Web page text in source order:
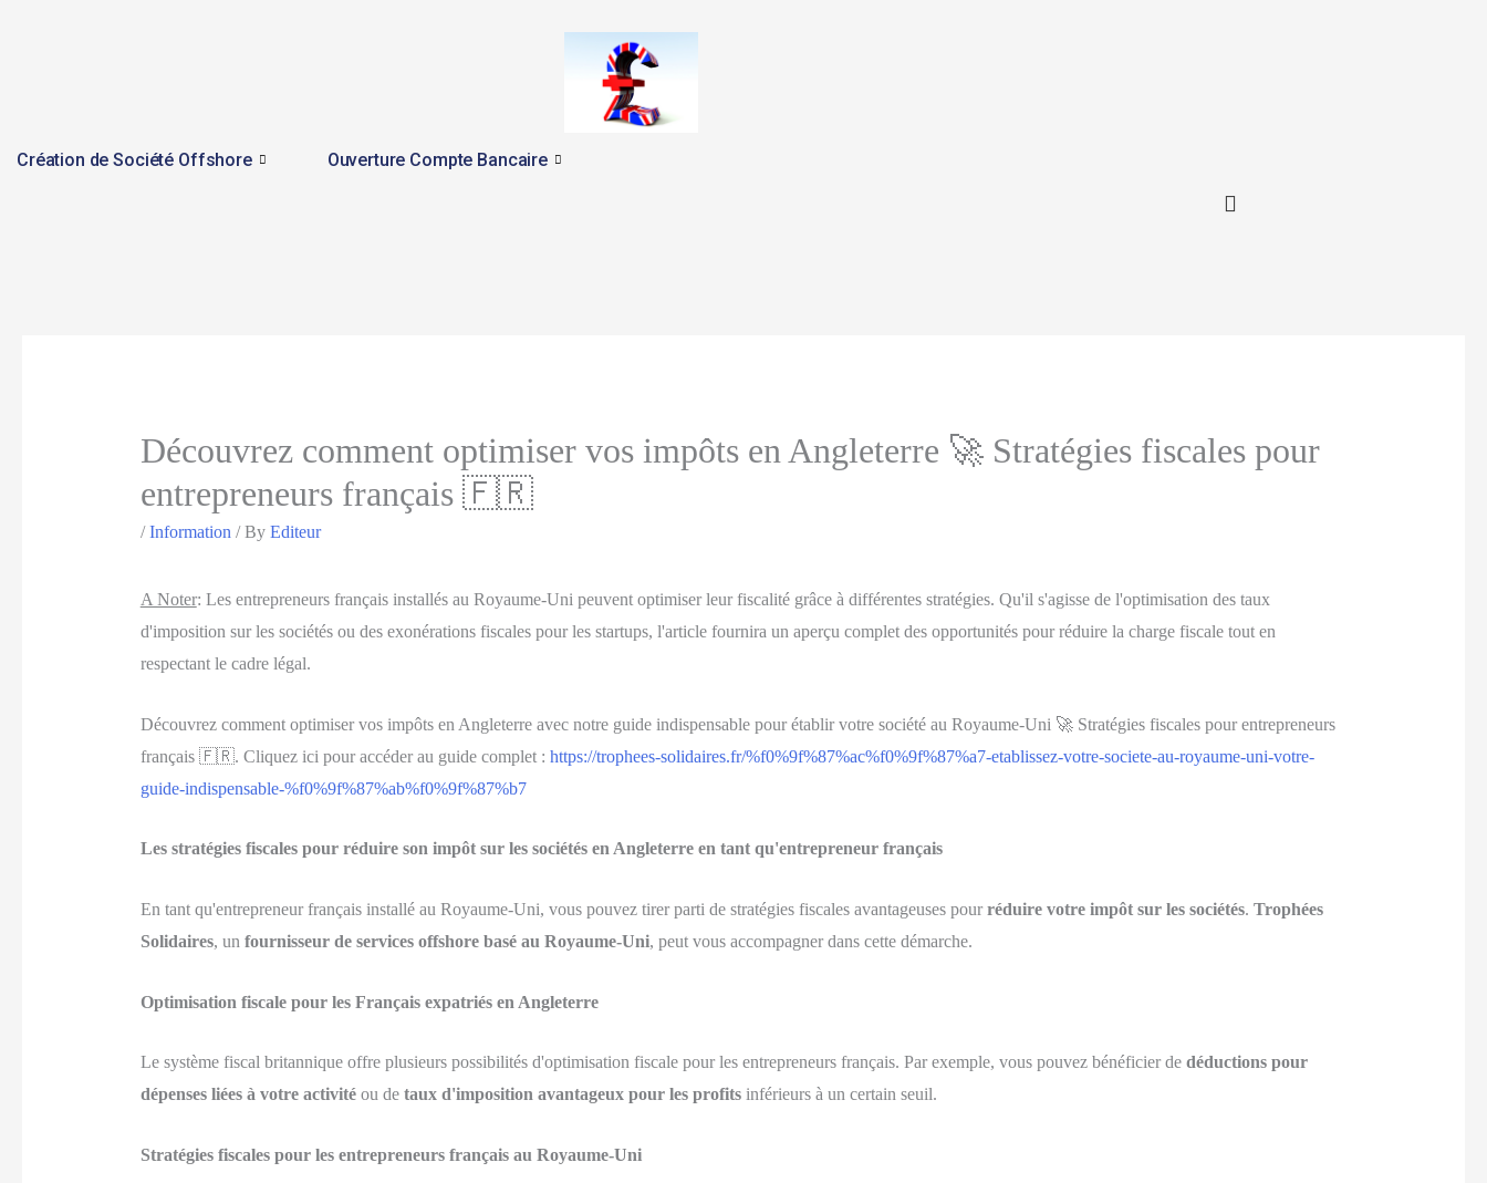
Création de Société Offshore Ouverture Compte Bancaire
Découvrez comment optimiser vos impôts en Angleterre 🚀 Stratégies fiscales pour
entrepreneurs français 🇫🇷
/Information / By Editeur
A Noter: Les entrepreneurs français installés au Royaume-Uni peuvent optimiser leur fiscalité grâce à différentes stratégies. Qu'il s'agisse de l'optimisation des taux
d'imposition sur les sociétés ou des exonérations fiscales pour les startups, l'article fournira un aperçu complet des opportunités pour réduire la charge fiscale tout en
respectant le cadre légal.
Découvrez comment optimiser vos impôts en Angleterre avec notre guide indispensable pour établir votre société au Royaume-Uni 🚀 Stratégies fiscales pour entrepreneurs
français 🇫🇷. Cliquez ici pour accéder au guide complet : https://trophees-solidaires.fr/%f0%9f%87%ac%f0%9f%87%a7-etablissez-votre-societe-au-royaume-uni-votre-
guide-indispensable-%f0%9f%87%ab%f0%9f%87%b7
Les stratégies fiscales pour réduire son impôt sur les sociétés en Angleterre en tant qu'entrepreneur français
En tant qu'entrepreneur français installé au Royaume-Uni, vous pouvez tirer parti de stratégies fiscales avantageuses pour réduire votre impôt sur les sociétés. Trophées
Solidaires, un fournisseur de services offshore basé au Royaume-Uni, peut vous accompagner dans cette démarche.
Optimisation fiscale pour les Français expatriés en Angleterre
Le système fiscal britannique offre plusieurs possibilités d'optimisation fiscale pour les entrepreneurs français. Par exemple, vous pouvez bénéficier de déductions pour
dépenses liées à votre activitéou de taux d'imposition avantageux pour les profitsinférieurs à un certain seuil.
Stratégies fiscales pour les entrepreneurs français au Royaume-Uni